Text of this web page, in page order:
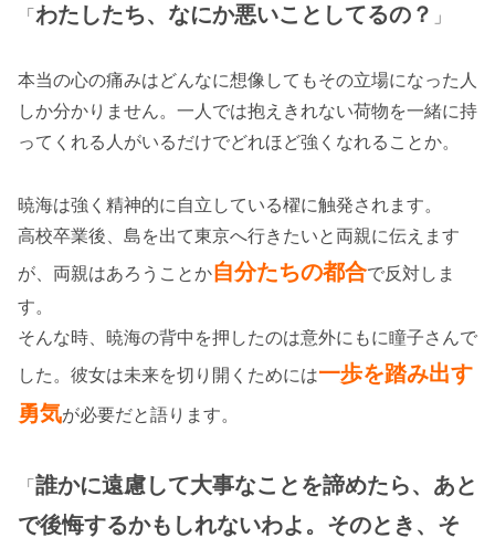
「 わたしたち、なにか悪いことしてるの？ 」
本当の心の痛みはどんなに想像してもその立場になった人
しか分かりません。一人では抱えきれない荷物を一緒に持
ってくれる人がいるだけでどれほど強くなれることか。
暁海は強く精神的に自立している櫂に触発されます。
高校卒業後、島を出て東京へ行きたいと両親に伝えます
が、両親はあろうことか自分たちの都合で反対しま
す。
そんな時、暁海の背中を押したのは意外にもに瞳子さんで
した。彼女は未来を切り開くためには一歩を踏み出す
勇気が必要だと語ります。
「 誰かに遠慮して大事なことを諦めたら、あと
で後悔するかもしれないわよ。そのとき、そ